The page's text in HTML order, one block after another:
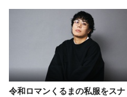
令和ロマンくるまの私服をスナ